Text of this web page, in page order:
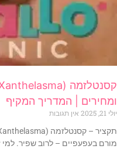
ומחירים | המדריך המקיף
יולי 21, 2025
אין תגובות